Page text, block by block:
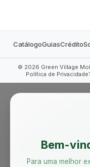
CatálogoGuiasCrédito
© 2026 Green Village
Política de Privacidade
Bem-
Para uma melhor